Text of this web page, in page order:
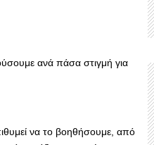
ανά πάσα στιγμή για
να το βοηθήσουμε, από